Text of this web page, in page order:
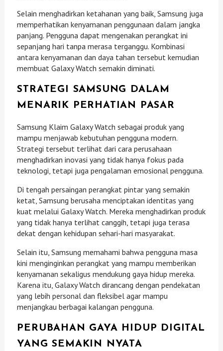
Selain menghadirkan ketahanan yang baik, Samsung juga
memperhatikan kenyamanan penggunaan dalam jangka
panjang. Pengguna dapat mengenakan perangkat ini
sepanjang hari tanpa merasa terganggu. Kombinasi
antara kenyamanan dan daya tahan tersebut kemudian
membuat Galaxy Watch semakin diminati.
STRATEGI SAMSUNG DALAM
MENARIK PERHATIAN PASAR
Samsung Klaim Galaxy Watch sebagai produk yang
mampu menjawab kebutuhan pengguna modern.
Strategi tersebut terlihat dari cara perusahaan
menghadirkan inovasi yang tidak hanya fokus pada
teknologi, tetapi juga pengalaman emosional pengguna.
Di tengah persaingan perangkat pintar yang semakin
ketat, Samsung berusaha menciptakan identitas yang
kuat melalui Galaxy Watch. Mereka menghadirkan produk
yang tidak hanya terlihat canggih, tetapi juga terasa
dekat dengan kehidupan sehari-hari masyarakat.
Selain itu, Samsung memahami bahwa pengguna masa
kini menginginkan perangkat yang mampu memberikan
kenyamanan sekaligus mendukung gaya hidup mereka.
Karena itu, Galaxy Watch dirancang dengan pendekatan
yang lebih personal dan fleksibel agar mampu
menjangkau berbagai kalangan pengguna.
PERUBAHAN GAYA HIDUP DIGITAL
YANG SEMAKIN NYATA